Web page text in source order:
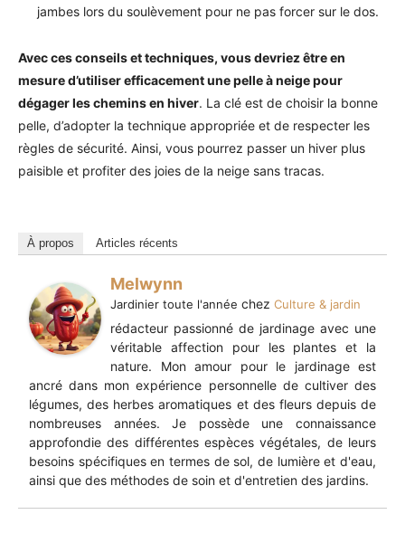
jambes lors du soulèvement pour ne pas forcer sur le dos.
Avec ces conseils et techniques, vous devriez être en
mesure d’utiliser efficacement une pelle à neige pour
dégager les chemins en hiver. La clé est de choisir la bonne
pelle, d’adopter la technique appropriée et de respecter les
règles de sécurité. Ainsi, vous pourrez passer un hiver plus
paisible et profiter des joies de la neige sans tracas.
À propos Articles récents
Melwynn
Jardinier toute l'année chez Culture & jardin
rédacteur passionné de jardinage avec une
véritable affection pour les plantes et la
nature. Mon amour pour le jardinage est
ancré dans mon expérience personnelle de cultiver des
légumes, des herbes aromatiques et des fleurs depuis de
nombreuses années. Je possède une connaissance
approfondie des différentes espèces végétales, de leurs
besoins spécifiques en termes de sol, de lumière et d'eau,
ainsi que des méthodes de soin et d'entretien des jardins.